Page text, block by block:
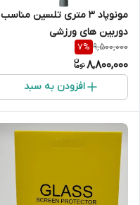
مونوپاد 3 متری تلسین مناسب
دوربین های ورزشی
9,500,000
7%
8,800,000
افزودن به سبد